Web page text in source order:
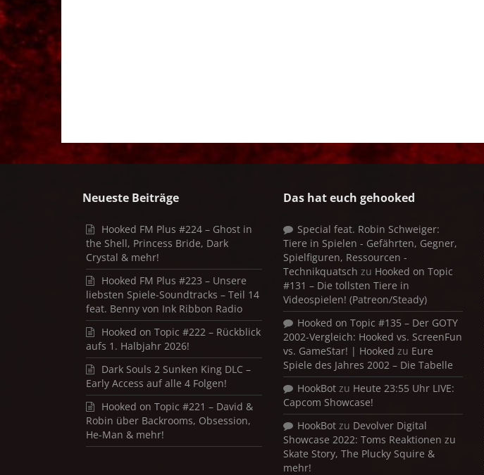
Neueste Beiträge
Hooked FM Plus #224 – Ghost in
the Shell, Princess Bride, Dark
Crystal & mehr!
Hooked FM Plus #223 – Unsere
liebsten Spiele-Soundtracks – Teil 14
feat. Benny von Ink Ribbon Radio
Hooked on Topic #222 – Rückblick
aufs 1. Halbjahr 2026!
Dark Souls 2 Sunken King DLC –
Early Access auf alle 4 Folgen!
Hooked on Topic #221 – David &
Robin über Backrooms, Obsession,
He-Man & mehr!
Das hat euch gehooked
Special feat. Robin Schweiger:
Tiere in Spielen - Gefährten, Gegner,
Spielfiguren, Ressourcen -
Technikquatsch zu Hooked on Topic
#131 – Die tollsten Tiere in
Videospielen! (Patreon/Steady)
Hooked on Topic #135 – Der GOTY
2002-Vergleich: Hooked vs. ScreenFun
vs. GameStar! | Hooked zu Eure
Spiele des Jahres 2002 – Die Tabelle
HookBot zu Heute 23:55 Uhr LIVE:
Capcom Showcase!
HookBot zu Devolver Digital
Showcase 2022: Toms Reaktionen zu
Skate Story, The Plucky Squire &
mehr!